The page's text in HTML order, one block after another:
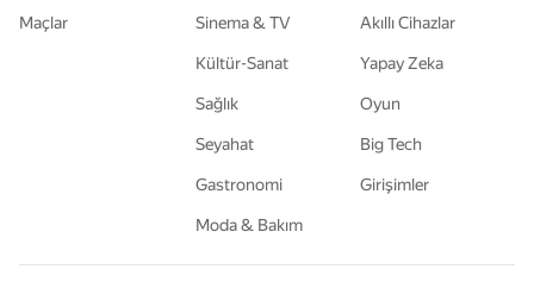
Maçlar Sinema & TV
Kültür-Sanat
Sağlık
Seyahat
Gastronomi
Moda & Bakım
Akıllı Cihazlar
Yapay Zeka
Oyun
Big Tech
Girişimler